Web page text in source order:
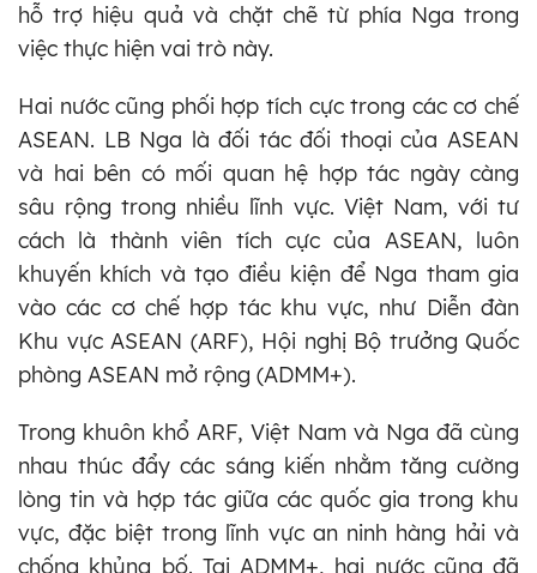
hỗ trợ hiệu quả và chặt chẽ từ phía Nga trong
việc thực hiện vai trò này.
Hai nước cũng phối hợp tích cực trong các cơ chế
ASEAN. LB Nga là đối tác đối thoại của ASEAN
và hai bên có mối quan hệ hợp tác ngày càng
sâu rộng trong nhiều lĩnh vực. Việt Nam, với tư
cách là thành viên tích cực của ASEAN, luôn
khuyến khích và tạo điều kiện để Nga tham gia
vào các cơ chế hợp tác khu vực, như Diễn đàn
Khu vực ASEAN (ARF), Hội nghị Bộ trưởng Quốc
phòng ASEAN mở rộng (ADMM+).
Trong khuôn khổ ARF, Việt Nam và Nga đã cùng
nhau thúc đẩy các sáng kiến nhằm tăng cường
lòng tin và hợp tác giữa các quốc gia trong khu
vực, đặc biệt trong lĩnh vực an ninh hàng hải và
chống khủng bố. Tại ADMM+, hai nước cũng đã